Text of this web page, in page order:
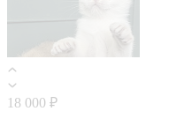
18 000 ₽